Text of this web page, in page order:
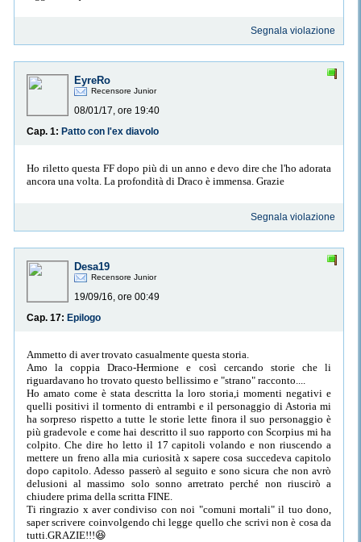
Segnala violazione
EyreRo
Recensore Junior
08/01/17, ore 19:40
Cap. 1: Patto con l'ex diavolo
Ho riletto questa FF dopo più di un anno e devo dire che l'ho adorata
ancora una volta. La profondità di Draco è immensa. Grazie
Segnala violazione
Desa19
Recensore Junior
19/09/16, ore 00:49
Cap. 17: Epilogo
Ammetto di aver trovato casualmente questa storia.
Amo la coppia Draco-Hermione e così cercando storie che li
riguardavano ho trovato questo bellissimo e "strano" racconto....
Ho amato come è stata descritta la loro storia,i momenti negativi e
quelli positivi il tormento di entrambi e il personaggio di Astoria mi
ha sorpreso rispetto a tutte le storie lette finora il suo personaggio è
più gradevole e come hai descritto il suo rapporto con Scorpius mi ha
colpito. Che dire ho letto il 17 capitoli volando e non riuscendo a
mettere un freno alla mia curiosità x sapere cosa succedeva capitolo
dopo capitolo. Adesso passerò al seguito e sono sicura che non avrò
delusioni al massimo solo sonno arretrato perché non riuscirò a
chiudere prima della scritta FINE.
Ti ringrazio x aver condiviso con noi "comuni mortali" il tuo dono,
saper scrivere coinvolgendo chi legge quello che scrivi non è cosa da
tutti.GRAZIE!!!😆